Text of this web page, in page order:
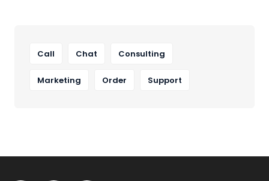
Call Chat Consulting
Marketing Order Support